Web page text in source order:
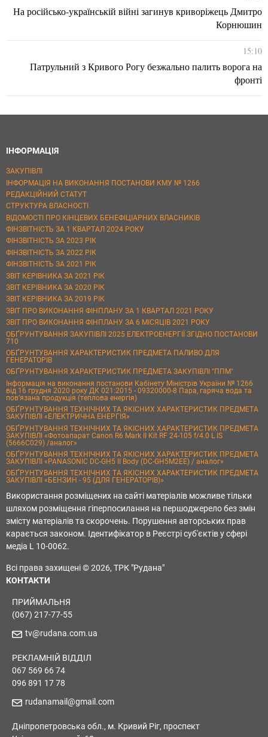
На російсько-українській війні загинув криворіжець Дмитро
Корнюшин
15:10
Патрульний з Кривого Рогу безжально палить ворога на
фронті
ІНФОРМАЦІЯ
ЗАКУПІВЛІ
ІНФОРМАЦІЯ НА ВИКОНАННЯ ПОСТАНОВИ КМУ № 1266
РЕДАКЦІЙНИЙ СТАТУТ
СТРУКТУРА ВЛАСНОСТІ
ВІДОМОСТІ ПРО КІНЦЕВИХ БЕНЕФІЦІАРНИХ ВЛАСНИКІВ
ФІНЗВІТНІСТЬ ЗА 1 КВАРТАЛ 2024 РОКУ
ФІНЗВІТНІСТЬ ЗА 2023 РІК
ФІНЗВІТНІСТЬ ЗА 2022 РІК
ФІНЗВІТНІСТЬ ЗА 2021 РІК
ЗВІТ КЕРІВНИКА ЗА 2021 РІК
ЗВІТ КЕРІВНИКА ЗА 2020 РІК
ЗВІТ КЕРІВНИКА ЗА 2019 РІК
ЗВІТ ПРО ВИКОНАННЯ ФІНПЛАНУ ЗА 1 КВАРТАЛ 2021 РОКУ
ЗВІТ ПРО ВИКОНАННЯ ФІНПЛАНУ ЗА 6 МІСЯЦІВ 2021 РОКУ
ОБҐРУНТУВАННЯ ЗАКУПІВЛІ 2025 ЕЛЕКТРОЕНЕРГІЇ ЗГІДНО ПОСТАНОВИ
710
ОБҐРУНТУВАННЯ ХАРАКТЕРИСТИК ПРЕДМЕТА ПАЛИВО ДЛЯ
ГЕНЕРАТОРІВ
ОБҐРУНТУВАННЯ ХАРАКТЕРИСТИК ПРЕДМЕТА ЗАКУПІВЛІ "ППМ"
Інформація на виконання постанови Кабінету Міністрів України № 1266
від 16 грудня 2020 року ДК 021:2015 - 09320000-8 Пара, гаряча вода та
пов’язана продукція (теплова енергія)
ОБҐРУНТУВАННЯ ТЕХНІЧНИХ ТА ЯКІСНИХ ХАРАКТЕРИСТИК ПРЕДМЕТА
ЗАКУПІВЛІ «ЕЛЕКТРИЧНА ЕНЕРГІЯ»
ОБҐРУНТУВАННЯ ТЕХНІЧНИХ ТА ЯКІСНИХ ХАРАКТЕРИСТИК ПРЕДМЕТА
ЗАКУПІВЛІ «Фотоапарат Canon R6 Mark II Kit RF 24-105 f/4.0 L IS
(5666C029) /аналог»
ОБҐРУНТУВАННЯ ТЕХНІЧНИХ ТА ЯКІСНИХ ХАРАКТЕРИСТИК ПРЕДМЕТА
ЗАКУПІВЛІ «PANASONIC DC-GH5 II Body (DC-GH5M2EE) / аналог»
ОБҐРУНТУВАННЯ ТЕХНІЧНИХ ТА ЯКІСНИХ ХАРАКТЕРИСТИК ПРЕДМЕТА
ЗАКУПІВЛІ «БЕНЗИН - 95 (ДЛЯ ГЕНЕРАТОРІВ)»
Використання розміщених на сайті матеріалів можливе тільки
шляхом розміщення гіперпосилання на першоджерело без змін
змісту матеріалів та скорочень. Порушення авторських прав
карається законом. Ідентифікатор в Реєстрі суб'єктів у сфері
медіа L 10-0062.
Всі права захищені © 2026, ТРК "Рудана"
КОНТАКТИ
ПРИЙМАЛЬНЯ
(067) 217-77-55
tv@rudana.com.ua
РЕКЛАМНІЙ ВІДДІЛ
067 569 66 74
096 891 17 78
rudanamail@gmail.com
Дніпропетровська обл., м. Кривий Ріг, проспект